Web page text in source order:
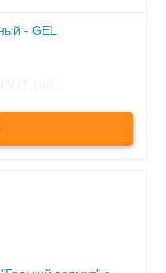
- GEL
даже для самой